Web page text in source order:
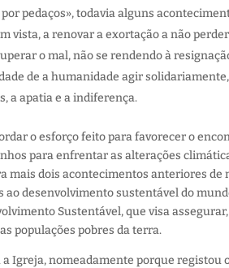
pedaços», todavia alguns
vista, a renovar a exortação a não
o mal, não se rendendo à
de a humanidade agir
a apatia e a indiferença.
o esforço feito para favorecer o
para enfrentar as alterações
mais dois acontecimentos anteriores
desenvolvimento sustentável do
Sustentável, que visa
populações pobres da terra.
a Igreja, nomeadamente porque